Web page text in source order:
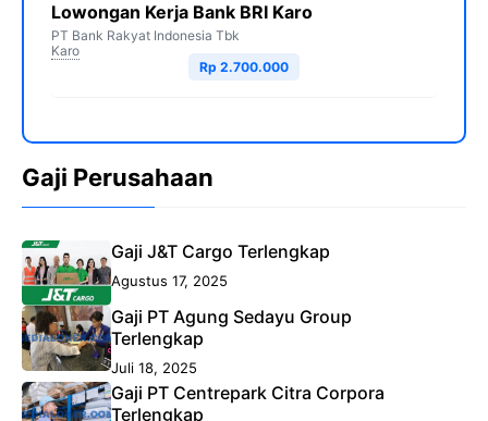
Lowongan Kerja Bank BRI Karo
PT Bank Rakyat Indonesia Tbk
Karo
Rp 2.700.000
Gaji Perusahaan
Gaji J&T Cargo Terlengkap
Agustus 17, 2025
Gaji PT Agung Sedayu Group
Terlengkap
Juli 18, 2025
Gaji PT Centrepark Citra Corpora
Terlengkap